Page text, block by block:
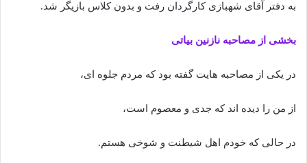
به دفتر آقای شهبازی کارگردان رفت و بدون کلاس بازیگر شد.
بخشی از مصاحبه نازنین بیاتی
در یکی از مصاحبه هایت گفته بود که مردم جلوه ای،
از من را دیده اند که جدی و معصوم است،
در حالی که خودم اهل شیطنت و شوخی هستم.